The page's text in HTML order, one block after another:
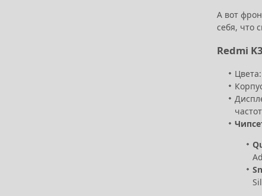
А вот
себя, что
Redmi